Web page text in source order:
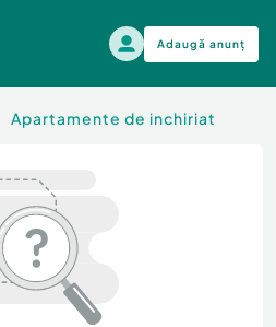
Adaugă anunț
Apartamente de inchiriat